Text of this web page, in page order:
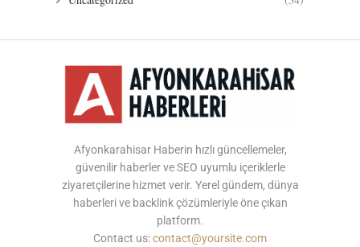
Afyonkarahisar Haberin hızlı güncellemeler,
güvenilir haberler ve SEO uyumlu içeriklerle
ziyaretçilerine hizmet verir. Yerel gündem, dünya
haberleri ve backlink çözümleriyle öne çıkan
platform.
Contact us:contact@yoursite.com